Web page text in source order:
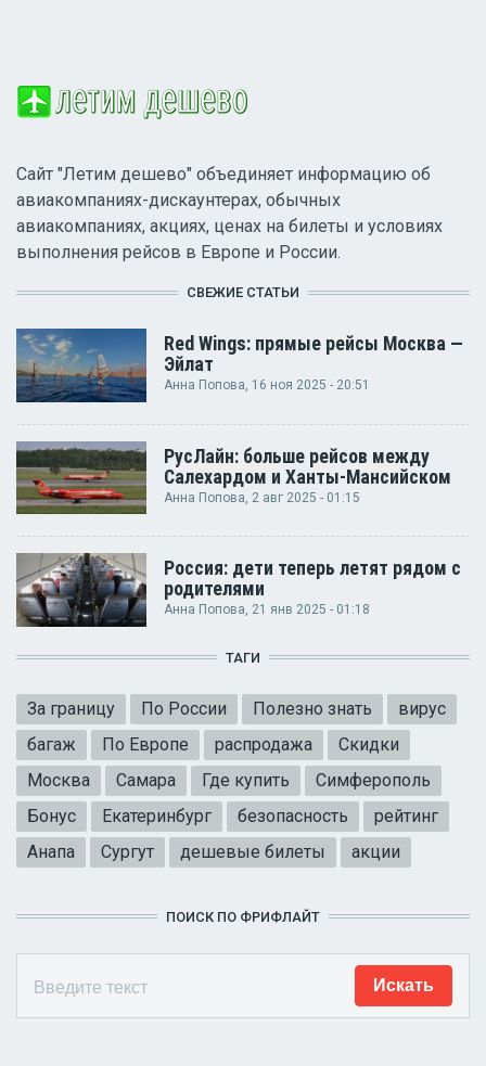
Сайт "Летим дешево" объединяет информацию об
авиакомпаниях-дискаунтерах, обычных
авиакомпаниях, акциях, ценах на билеты и условиях
выполнения рейсов в Европе и России.
СВЕЖИЕ СТАТЬИ
Red Wings: прямые рейсы Москва —
Эйлат
Анна Попова, 16 ноя 2025 - 20:51
РусЛайн: больше рейсов между
Салехардом и Ханты-Мансийском
Анна Попова , 2 авг 2025 - 01:15
Россия: дети теперь летят рядом с
родителями
Анна Попова, 21 янв 2025 - 01:18
ТАГИ
За границу По России Полезно знать
вирус
багаж
По Европе распродажа
Скидки
Москва
Самара Где купить
Симферополь
Бонус
Екатеринбург безопасность
рейтинг
Анапа
Сургут дешевые билеты акции
ПОИСК ПО ФРИФЛАЙТ